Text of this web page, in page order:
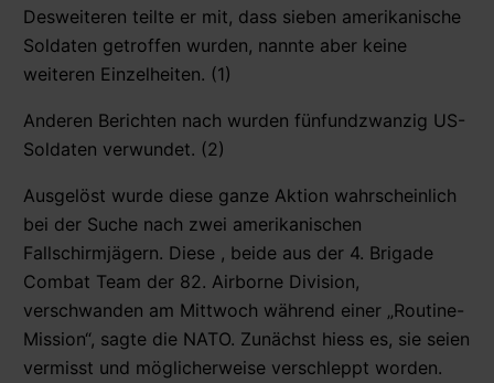
Desweiteren teilte er mit, dass sieben amerikanische
Soldaten getroffen wurden, nannte aber keine
weiteren Einzelheiten. (1)
Anderen Berichten nach wurden fünfundzwanzig US-
Soldaten verwundet. (2)
Ausgelöst wurde diese ganze Aktion wahrscheinlich
bei der Suche nach zwei amerikanischen
Fallschirmjägern. Diese , beide aus der 4. Brigade
Combat Team der 82. Airborne Division,
verschwanden am Mittwoch während einer „Routine-
Mission“, sagte die NATO. Zunächst hiess es, sie seien
vermisst und möglicherweise verschleppt worden.